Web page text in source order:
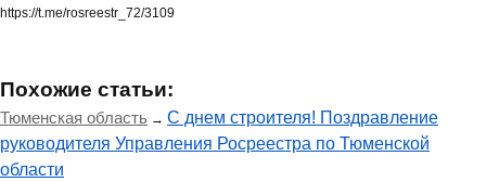
https://t.me/rosreestr_72/3109
Похожие статьи:
Тюменская область → С днем строителя! Поздравление
руководителя Управления Росреестра по Тюменской
области